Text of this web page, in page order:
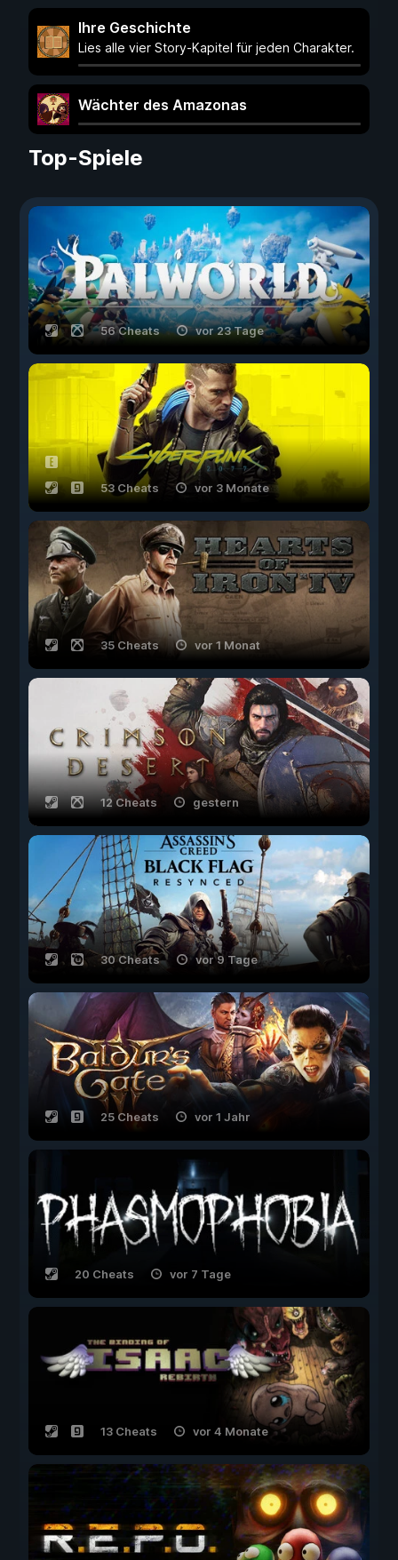
Ihre Geschichte
Lies alle vier Story-Kapitel für jeden Charakter.
Wächter des Amazonas
Top-Spiele
56 Cheats vor 23 Tage
53 Cheats vor 3 Monate
35 Cheats vor 1 Monat
12 Cheats gestern
30 Cheats vor 9 Tage
25 Cheats vor 1 Jahr
20 Cheats vor 7 Tage
13 Cheats vor 4 Monate